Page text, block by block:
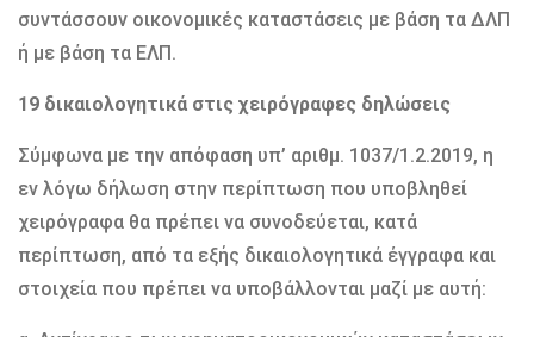
συντάσσουν οικονομικές καταστάσεις με βάση τα ΔΛΠ
ή με βάση τα ΕΛΠ.
19 δικαιολογητικά στις χειρόγραφες δηλώσεις
Σύμφωνα με την απόφαση υπ’ αριθμ. 1037/1.2.2019, η
εν λόγω δήλωση στην περίπτωση που υποβληθεί
χειρόγραφα θα πρέπει να συνοδεύεται, κατά
περίπτωση, από τα εξής δικαιολογητικά έγγραφα και
στοιχεία που πρέπει να υποβάλλονται μαζί με αυτή: